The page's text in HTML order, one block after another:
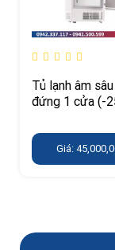
Tủ lạnh âm
đứng 1 cửa (-
Giá: